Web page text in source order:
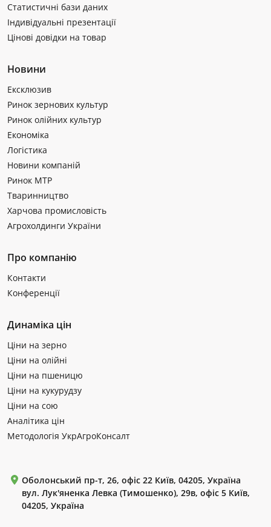
Статистичні бази даних
Індивідуальні презентації
Цінові довідки на товар
Новини
Ексклюзив
Ринок зернових культур
Ринок олійних культур
Економіка
Логістика
Новини компаній
Ринок МТР
Тваринництво
Харчова промисловість
Агрохолдинги України
Про компанію
Контакти
Конференції
Динаміка цін
Ціни на зерно
Ціни на олійні
Ціни на пшеницю
Ціни на кукурудзу
Ціни на сою
Аналітика цін
Методологія УкрАгроКонсалт
Оболонський пр-т, 26, офіс 22 Київ, 04205, Україна
вул. Лук'яненка Левка (Тимошенко), 29в, офіс 5 Київ,
04205, Україна